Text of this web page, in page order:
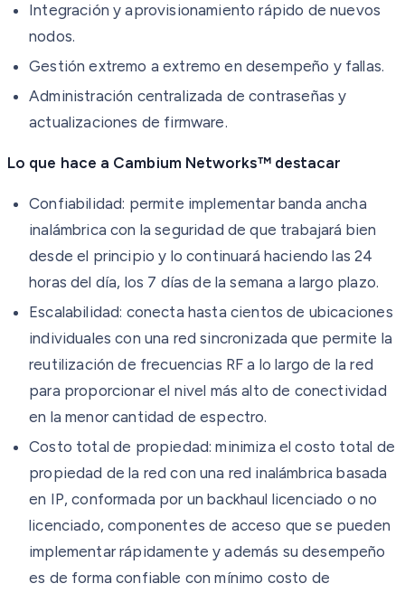
Integración y aprovisionamiento rápido de nuevos
nodos.
Gestión extremo a extremo en desempeño y fallas.
Administración centralizada de contraseñas y
actualizaciones de firmware.
Lo que hace a Cambium Networks™ destacar
Confiabilidad: permite implementar banda ancha
inalámbrica con la seguridad de que trabajará bien
desde el principio y lo continuará haciendo las 24
horas del día, los 7 días de la semana a largo plazo.
Escalabilidad: conecta hasta cientos de ubicaciones
individuales con una red sincronizada que permite la
reutilización de frecuencias RF a lo largo de la red
para proporcionar el nivel más alto de conectividad
en la menor cantidad de espectro.
Costo total de propiedad: minimiza el costo total de
propiedad de la red con una red inalámbrica basada
en IP, conformada por un backhaul licenciado o no
licenciado, componentes de acceso que se pueden
implementar rápidamente y además su desempeño
es de forma confiable con mínimo costo de